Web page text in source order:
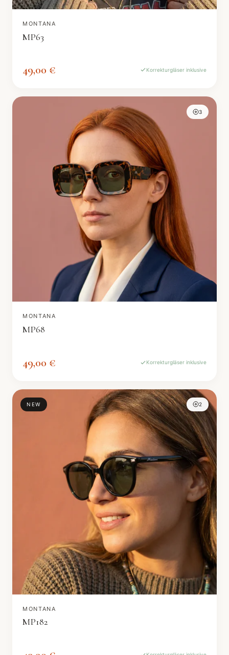
MONTANA
MP63
49,00 € Korrekturgläser inklusive
3
MONTANA
MP68
49,00 € Korrekturgläser inklusive
NEW 2
MONTANA
MP182